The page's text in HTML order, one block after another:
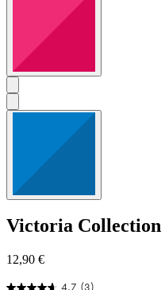
Victoria Collection
12,90 €
4.7 (3)